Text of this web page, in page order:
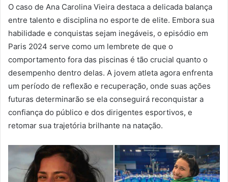
O caso de Ana Carolina Vieira destaca a delicada balança
entre talento e disciplina no esporte de elite. Embora sua
habilidade e conquistas sejam inegáveis, o episódio em
Paris 2024 serve como um lembrete de que o
comportamento fora das piscinas é tão crucial quanto o
desempenho dentro delas. A jovem atleta agora enfrenta
um período de reflexão e recuperação, onde suas ações
futuras determinarão se ela conseguirá reconquistar a
confiança do público e dos dirigentes esportivos, e
retomar sua trajetória brilhante na natação.